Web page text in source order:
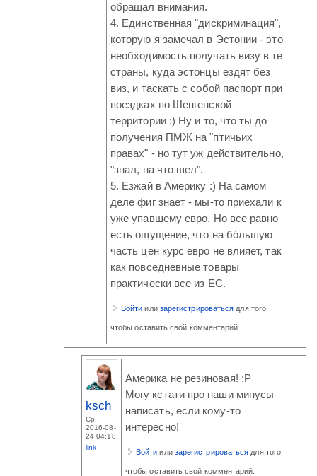
обращал внимания.
4. Единственная "дискриминация",
которую я замечал в Эстонии - это
необходимость получать визу в те
страны, куда эстонцы ездят без
виз, и таскать с собой паспорт при
поездках по Шенгенской
территории :) Ну и то, что ты до
получения ПМЖ на "птичьих
правах" - но тут уж действительно,
"знал, на что шел".
5. Езжай в Америку :) На самом
деле фиг знает - мы-то приехали к
уже упавшему евро. Но все равно
есть ощущение, что на бóльшую
часть цен курс евро не влияет, так
как повседневные товары
практически все из ЕС.
Войти или зарегистрироваться для того,
чтобы оставить свой комментарий.
ksch
Ср,
2016-08-
24 04:18
link
Америка не резиновая! :P
Могу кстати про наши минусы
написать, если кому-то
интересно!
Войти или зарегистрироваться для того,
чтобы оставить свой комментарий.